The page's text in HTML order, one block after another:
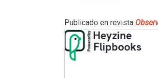
Publicado en revista